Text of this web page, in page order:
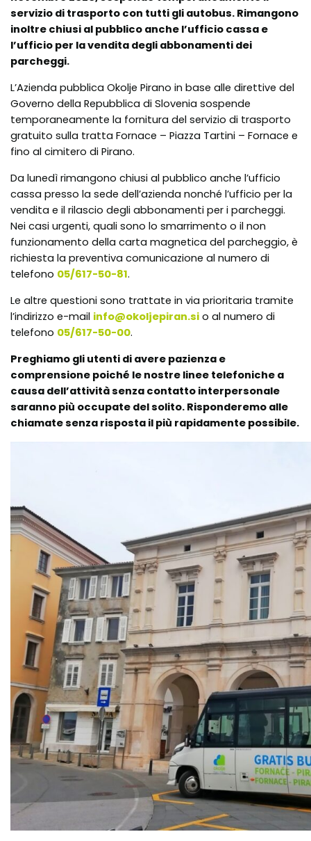
servizio di trasporto con tutti gli autobus. Rimangono
inoltre chiusi al pubblico anche l’ufficio cassa e
l’ufficio per la vendita degli abbonamenti dei
parcheggi.
L’Azienda pubblica Okolje Pirano in base alle direttive del
Governo della Repubblica di Slovenia sospende
temporaneamente la fornitura del servizio di trasporto
gratuito sulla tratta Fornace – Piazza Tartini – Fornace e
fino al cimitero di Pirano.
Da lunedì rimangono chiusi al pubblico anche l’ufficio
cassa presso la sede dell’azienda nonché l’ufficio per la
vendita e il rilascio degli abbonamenti per i parcheggi.
Nei casi urgenti, quali sono lo smarrimento o il non
funzionamento della carta magnetica del parcheggio, è
richiesta la preventiva comunicazione al numero di
telefono 05/617-50-81.
Le altre questioni sono trattate in via prioritaria tramite
l’indirizzo e-mail info@okoljepiran.si o al numero di
telefono 05/617-50-00.
Preghiamo gli utenti di avere pazienza e
comprensione poiché le nostre linee telefoniche a
causa dell’attivitàsenza contatto interpersonale
saranno più occupate del solito. Risponderemo alle
chiamate senza risposta il più rapidamente possibile.